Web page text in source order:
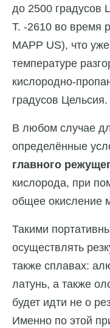
до 2500 градусов
T. -2610 во время
MAPP US), что
температуре
кислородно-
градусов Цельсия.
В любом случае
определённые
главного
кислорода, при
общее окисление
Такими
осуществлять
также сплавах:
латунь, а также
будет идти не о
Именно по этой